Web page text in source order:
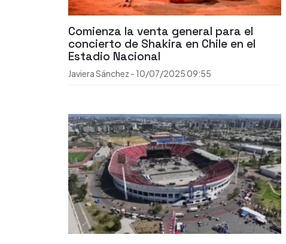
Comienza la venta general para el
concierto de Shakira en Chile en el
Estadio Nacional
Javiera Sánchez - 10/07/2025 09:55